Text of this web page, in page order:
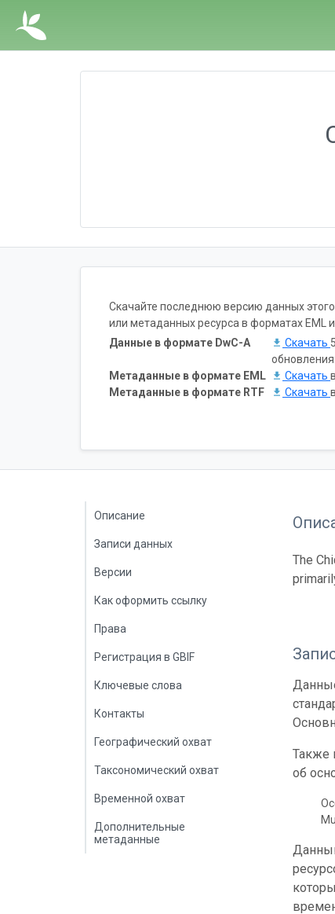
Скачайте последнюю версию данных
или метаданных ресурса в форматах EML
Данные в формате DwC-A
Скачать
Метаданные в формате EML
Скачать
Метаданные в формате RTF
Скачать
Описание
Записи данных
Версии
Как оформить ссылку
Права
Регистрация в GBIF
Ключевые слова
Контакты
Географический охват
Таксономический охват
Временной охват
Дополнительные
метаданные
The
Также
об